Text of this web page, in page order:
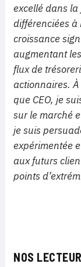
excellé dans
différenciées à
croissance
augmentant
flux de
actionnaires.
que CEO, je
sur le marché
je suis
expérimentée
aux futurs
points
NOS